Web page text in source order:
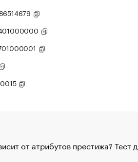
от атрибутов престижа? Тест